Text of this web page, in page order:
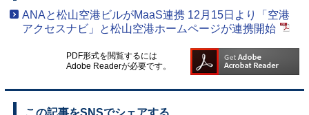
ANAと松山空港ビルがMaaS連携 12月15日より「空港
アクセスナビ」と松山空港ホームページが連携開始
PDF形式を閲覧するには
Adobe Readerが必要です。
この記事をSNSでシェアする